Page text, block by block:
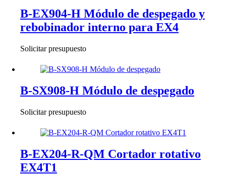
B-EX904-H Módulo de despegado y
rebobinador interno para EX4
Solicitar presupuesto
B-SX908-H Módulo de despegado
Solicitar presupuesto
B-EX204-R-QM Cortador rotativo
EX4T1